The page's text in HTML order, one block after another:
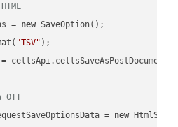
= new SaveOption();
"TSV" );
=
= new